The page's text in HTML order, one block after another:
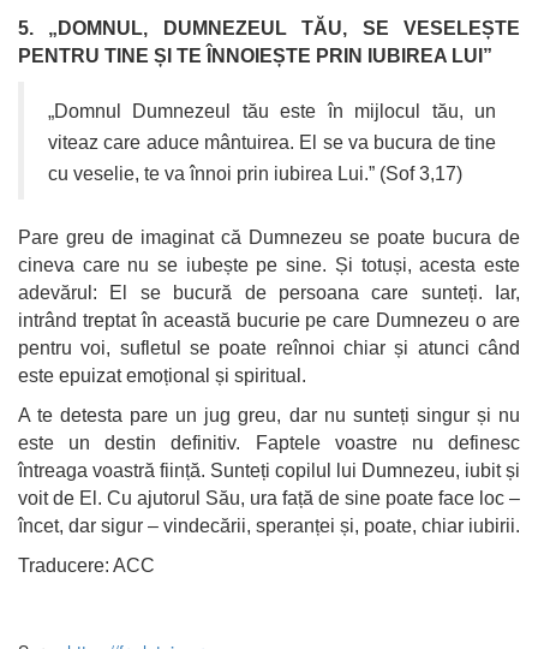
5. „DOMNUL, DUMNEZEUL TĂU, SE VESELEȘTE
PENTRU TINE ȘI TE ÎNNOIEȘTE PRIN IUBIREA LUI”
„Domnul Dumnezeul tău este în mijlocul tău, un
viteaz care aduce mântuirea. El se va bucura de tine
cu veselie, te va înnoi prin iubirea Lui.” (Sof 3,17)
Pare greu de imaginat că Dumnezeu se poate bucura de
cineva care nu se iubește pe sine. Și totuși, acesta este
adevărul: El se bucură de persoana care sunteți. Iar,
intrând treptat în această bucurie pe care Dumnezeu o are
pentru voi, sufletul se poate reînnoi chiar și atunci când
este epuizat emoțional și spiritual.
A te detesta pare un jug greu, dar nu sunteți singur și nu
este un destin definitiv. Faptele voastre nu definesc
întreaga voastră ființă. Sunteți copilul lui Dumnezeu, iubit și
voit de El. Cu ajutorul Său, ura față de sine poate face loc –
încet, dar sigur – vindecării, speranței și, poate, chiar iubirii.
Traducere: ACC